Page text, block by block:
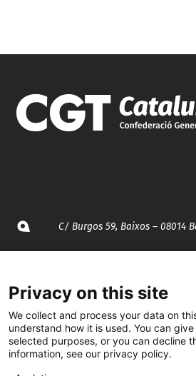
C/ Burgos 59, Baixos – 08014
935 120 481
@CGTCatalunya
Privacy on this site
We collect and process your data on
understand how it is used. You can
selected purposes, or you can decline
information, see our privacy policy.